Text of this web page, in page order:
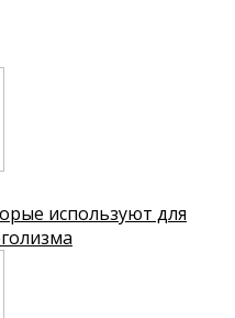
используют для